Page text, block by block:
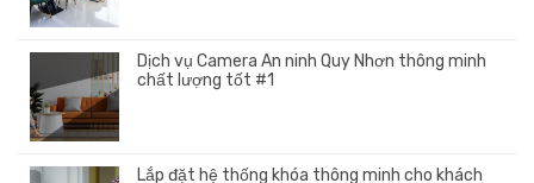
Dịch vụ Camera An ninh Quy Nhơn thông minh
chất lượng tốt #1
Lắp đặt hệ thống khóa thông minh cho khách